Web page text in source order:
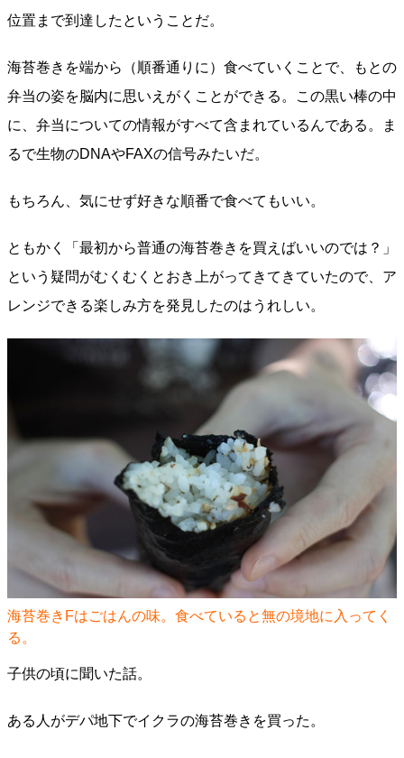
位置まで到達したということだ。
海苔巻きを端から（順番通りに）食べていくことで、もとの
弁当の姿を脳内に思いえがくことができる。この黒い棒の中
に、弁当についての情報がすべて含まれているんである。ま
るで生物のDNAやFAXの信号みたいだ。
もちろん、気にせず好きな順番で食べてもいい。
ともかく「最初から普通の海苔巻きを買えばいいのでは？」
という疑問がむくむくとおき上がってきてきていたので、ア
レンジできる楽しみ方を発見したのはうれしい。
海苔巻きFはごはんの味。食べていると無の境地に入ってく
る。
子供の頃に聞いた話。
ある人がデパ地下でイクラの海苔巻きを買った。